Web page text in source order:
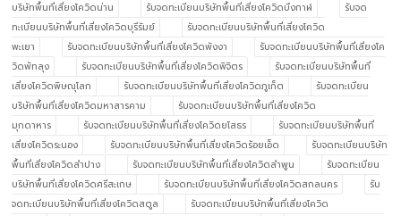
บริษัทพื้นที่เสี่ยงโควิดน่าน
รับจดทะเบียนบริษัทพื้นที่เสี่ยงโควิดบึงกาฬ
รับจด
ทะเบียนบริษัทพื้นที่เสี่ยงโควิดบุรีรัมย์
รับจดทะเบียนบริษัทพื้นที่เสี่ยงโควิด
พะเยา
รับจดทะเบียนบริษัทพื้นที่เสี่ยงโควิดพังงา
รับจดทะเบียนบริษัทพื้นที่เสี่ยงโค
วิดพัทลุง
รับจดทะเบียนบริษัทพื้นที่เสี่ยงโควิดพิจิตร
รับจดทะเบียนบริษัทพื้นที่
เสี่ยงโควิดพิษณุโลก
รับจดทะเบียนบริษัทพื้นที่เสี่ยงโควิดภูเก็ต
รับจดทะเบียน
บริษัทพื้นที่เสี่ยงโควิดมหาสารคาม
รับจดทะเบียนบริษัทพื้นที่เสี่ยงโควิด
มุกดาหาร
รับจดทะเบียนบริษัทพื้นที่เสี่ยงโควิดยโสธร
รับจดทะเบียนบริษัทพื้นที่
เสี่ยงโควิดระนอง
รับจดทะเบียนบริษัทพื้นที่เสี่ยงโควิดร้อยเอ็ด
รับจดทะเบียนบริษัท
พื้นที่เสี่ยงโควิดลำปาง
รับจดทะเบียนบริษัทพื้นที่เสี่ยงโควิดลำพูน
รับจดทะเบียน
บริษัทพื้นที่เสี่ยงโควิดศรีสะเกษ
รับจดทะเบียนบริษัทพื้นที่เสี่ยงโควิดสกลนคร
รับ
จดทะเบียนบริษัทพื้นที่เสี่ยงโควิดสตูล
รับจดทะเบียนบริษัทพื้นที่เสี่ยงโควิด